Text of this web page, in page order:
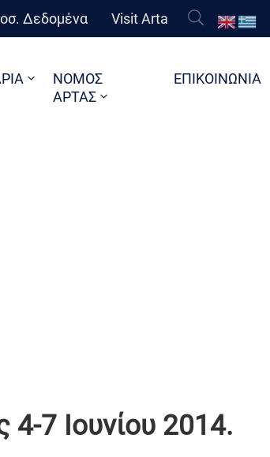
Δεδομένα Visit Arta
ΝΟΜΟΣ
ΑΡΤΑΣ
ΕΠΙΚΟΙΝΩΝΙΑ
7 Ιουνίου 2014.